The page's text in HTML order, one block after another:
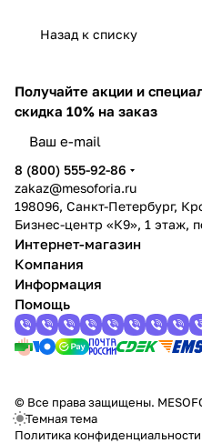
Назад к списку
Получайте акции и
скидка 10% на заказ
8 (800) 555-92-86
zakaz@mesoforia.ru
198096, Санкт-Петербург,
Бизнес-центр «К9», 1 этаж,
Интернет-магазин
Компания
Информация
Помощь
© Все права защищены.
Темная тема
Политика конфиденциальности